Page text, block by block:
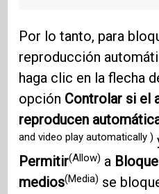
Por lo tanto, para
reproducción
haga clic en la flecha
opción Controlar si el
reproducen
and video play automatically )
Permitir(Allow) a
medios(Media) se